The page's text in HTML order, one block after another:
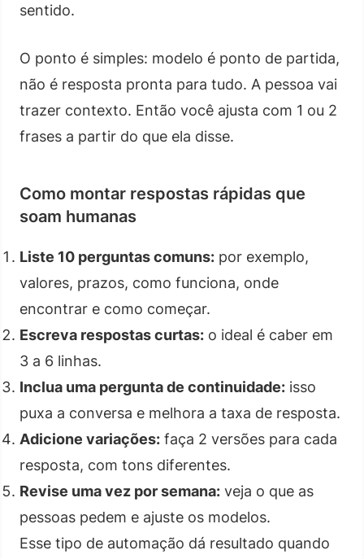
sentido.
O ponto é simples: modelo é ponto de partida,
não é resposta pronta para tudo. A pessoa vai
trazer contexto. Então você ajusta com 1 ou 2
frases a partir do que ela disse.
Como montar respostas rápidas que
soam humanas
Liste 10 perguntas comuns: por exemplo,
valores, prazos, como funciona, onde
encontrar e como começar.
Escreva respostas curtas: o ideal é caber em
3 a 6 linhas.
Inclua uma pergunta de continuidade: isso
puxa a conversa e melhora a taxa de resposta.
Adicione variações: faça 2 versões para cada
resposta, com tons diferentes.
Revise uma vez por semana: veja o que as
pessoas pedem e ajuste os modelos.
Esse tipo de automação dá resultado quando